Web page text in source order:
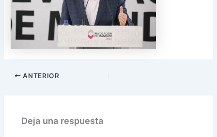
ANTERIOR
Deja una respuesta